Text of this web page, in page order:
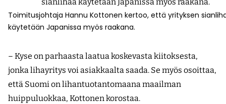
Toimitusjohtaja Hannu Kottonen kertoo, että yrityksen
käytetään Japanissa myös raakana.
– Kyse on parhaasta laatua koskevasta kiitoksesta,
jonka lihayritys voi asiakkaalta saada. Se myös osoittaa,
että Suomi on lihantuotanto­maana maailman
huippuluokkaa, Kottonen korostaa.